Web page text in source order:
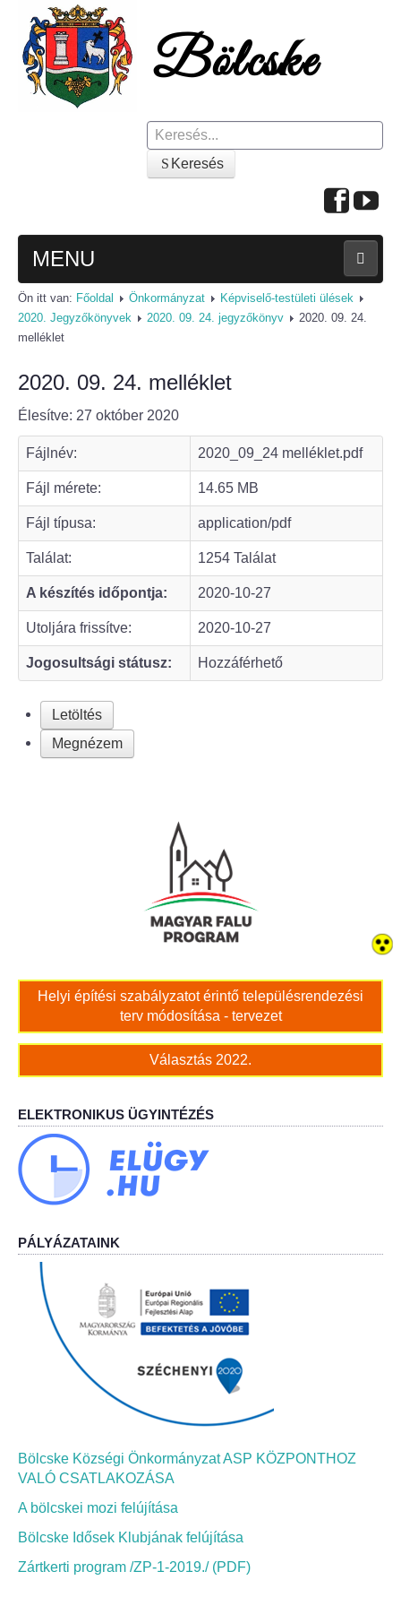
Keresés
Keresés
MENU
FŐOLDAL
Bölcske település
Bölcske történelme
Mi újság Bölcskén?
Értéktár bizottság
Turizmus
Látnivalók
Szállások
Egyházak, civilek
Bölcskei női kar
Bölcskei Rákóczi Horgász Egyesület
Bölcskei Sportegyesület
Bölcskei Sólymok Íjász Baráti Kör
Amatőr Színjátszó Társulat Egyesület
Múló Évek Nyugdíjas Klub
Katolikus Egyház
Bölcskei Borbarát Egyesültet Klub
Bölcskei Önkéntes Tűzoltó Egyesület
Bölcskei Néptánc Egyesület
Bölcskei Polgárőrség
Bölcskei Klímakör
HIVATAL
Szervezeti felépítés
Dokumentumok
Nyomtatványok
Szabályzatok
Ön itt van: Főoldal Önkormányzat
Képviselő-testületi ülések
2020. Jegyzőkönyvek
2020. 09. 24. jegyzőkönyv
2020. 09. 24.
melléklet
2020. 09. 24. melléklet
Élesítve: 27 október 2020
Fájlnév: 2020_09_24 melléklet.pdf
Fájl mérete: 14.65 MB
Fájl típusa: application/pdf
Találat: 1254 Találat
A készítés időpontja: 2020-10-27
Utoljára frissítve: 2020-10-27
Jogosultsági státusz: Hozzáférhető
Letöltés
Megnézem
Helyi építési szabályzatot érintő településrendezési
terv módosítása - tervezet
Választás 2022.
ELEKTRONIKUS ÜGYINTÉZÉS
PÁLYÁZATAINK
Bölcske Községi Önkormányzat ASP KÖZPONTHOZ
VALÓ CSATLAKOZÁSA
A bölcskei mozi felújítása
Bölcske Idősek Klubjának felújítása
Zártkerti program /ZP-1-2019./ (PDF)